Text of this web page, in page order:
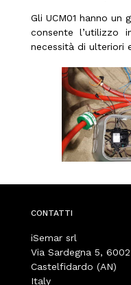
Gli UCM01 hanno un
consente l’utilizzo
necessità di ulteriori
CONTATTI
iSemar srl
Via Sardegna 5,
Castelfidardo (AN)
Italy